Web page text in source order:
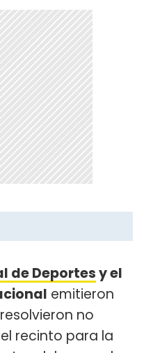
de Deportesy el
emitieron
no
recinto para la